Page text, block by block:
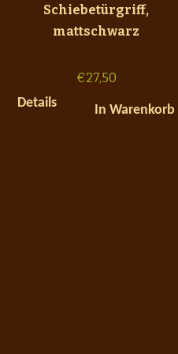
Schiebetürgriff,
mattschwarz
€27,50
Details
In Warenkorb